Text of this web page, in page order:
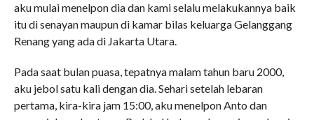
aku mulai menelpon dia dan kami selalu melakukannya baik
itu di senayan maupun di kamar bilas keluarga Gelanggang
Renang yang ada di Jakarta Utara.
Pada saat bulan puasa, tepatnya malam tahun baru 2000,
aku jebol satu kali dengan dia. Sehari setelah lebaran
pertama, kira-kira jam 15:00, aku menelpon Anto dan